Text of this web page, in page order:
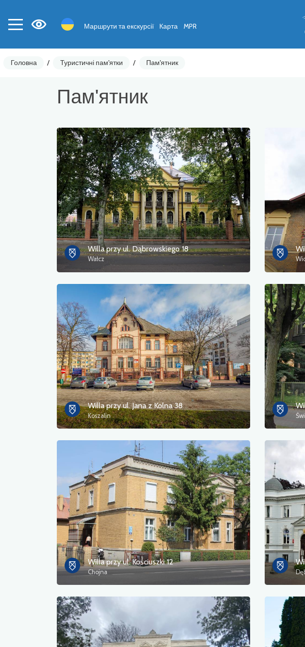
Маршрути та екскурсії Карта MPR
Головна / Туристичні пам'ятки / Пам'ятник
Пам'ятник
Willa przy ul. Dąbrowskiego 18
Wałcz
Willa przy ul. Jana z Kolna 38
Koszalin
Willa przy ul. Kościuszki 12
Chojna